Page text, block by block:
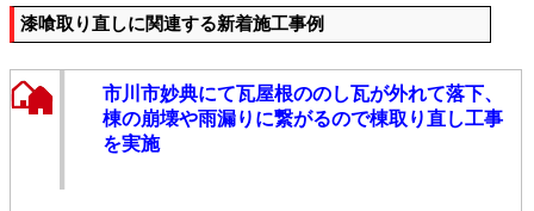
漆喰取り直しに関連する新着施工事例
市川市妙典にて瓦屋根ののし瓦が外れて落下、
棟の崩壊や雨漏りに繋がるので棟取り直し工事
を実施